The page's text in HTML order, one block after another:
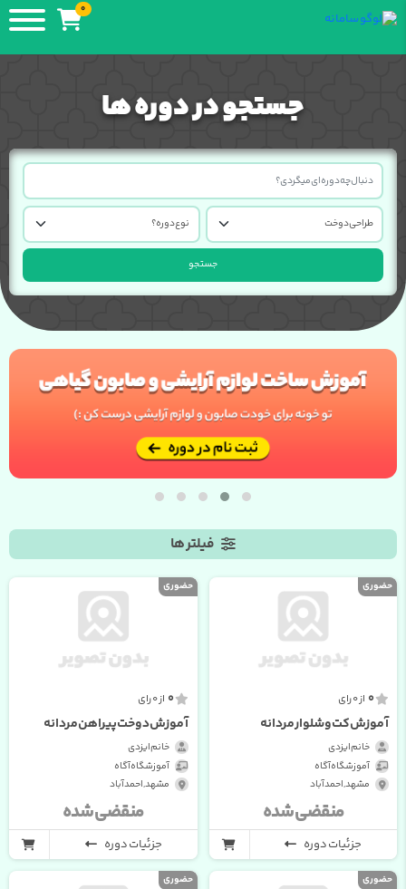
0
جستجو در دوره ها
جستجو
فیلتر ها
حضوری
0 از 0 رای
آموزش کت و شلوار مردانه
خانم ایزدی
آموزشگاه آگاه
مشهد , احمدآباد
منقضی شده
جزئیات دوره
حضوری
0 از 0 رای
آموزش دوخت پیراهن مردانه
خانم ایزدی
آموزشگاه آگاه
مشهد , احمدآباد
منقضی شده
جزئیات دوره
حضوری حضوری